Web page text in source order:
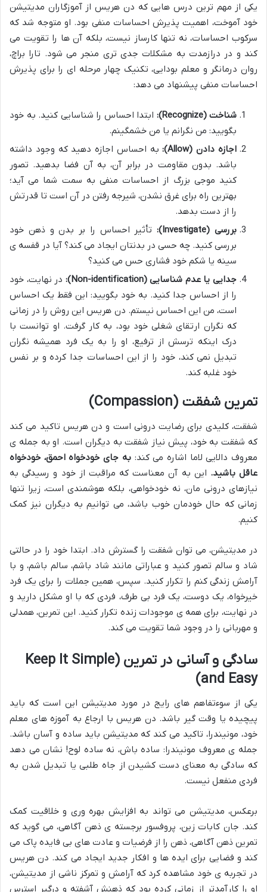
یکی از مهم ترین درس هایی که دن هریس از آموزگاران مدیتیشن
خود آموخت، اهمیت پذیرش احساسات منفی بود. او متوجه شد که
سرکوب احساسات، نه تنها کارساز نیست، بلکه آن ها را تقویت می
کند و در درازمدت به مشکلات جدی تری منجر می شود. تارا براچ،
روان درمانگر و معلم بودایی، تکنیک چهار مرحله ای را برای پذیرش
احساسات منفی پیشنهاد می دهد:
شناخت (Recognize):
ابتدا احساس را شناسایی کنید. به خود
بگویید: من نگرانم یا من خشمگینم.
اجازه دادن (Allow):
به احساس اجازه دهید که وجود داشته
باشد. بدون مقاومت در برابر آن، به آن فضا بدهید. تصور
کنید موجی بزرگ از احساسات منفی به سمت شما می آید؛
بهترین راه برای غرق نشدن، شیرجه رفتن در آن است تا قدرتش
را از دست بدهد.
بررسی (Investigate):
تأثیر احساس را بر بدن و ذهن خود
بررسی کنید. چه حسی در بدنتان ایجاد می کند؟ آیا در قفسه ی
سینه یا شکم خود فشاری حس می کنید؟
جدایی یا عدم شناسایی (Non-identification):
در نهایت، خود
را از احساس جدا کنید. به خود بگویید: این فقط یک احساس
است، من این احساس نیستم. دن هریس این روش را در زمانی
که نگران ارتقای شغلی خود بود، به کار گرفت. او توانست با
درک اینکه ترسش از ترفیع، او را به یک فرد همیشه نگران
تبدیل نمی کند، خود را از این احساسات جدا کرده و بر نفس
خود غلبه کند.
تمرین شفقت (Compassion)
شفقت، کلیدی برای رضایت درونی است و دن هریس تاکید می کند
که شفقت به خود، پیش نیاز شفقت به دیگران است. او به جمله ی
معروف دالایی لاما اشاره می کند:به جای خودخواه احمق، خودخواه
عاقل باشید. این به آن معناست که مراقبت از خود و رسیدگی به
نیازهای درونی مان، نه خودخواهی، بلکه هوشمندی است، زیرا تنها
زمانی که حال خودمان خوب باشد، می توانیم به دیگران نیز کمک
کنیم.
در مدیتیشن، می توان شفقت را گسترش داد. ابتدا خود را در حالتی
شاد و سالم تصور کنید و عباراتی مانند شاد باشم، سالم باشم، و با
آرامش زندگی کنم را تکرار کنید. سپس، همین جملات را برای یک فرد
خیرخواه، یک دوست، یک فرد بی طرف، فردی که با او مشکل دارید و
در نهایت، برای همه ی موجودات زنده تکرار کنید. این تمرین، همدلی
و مهربانی را در وجود شما تقویت می کند.
سادگی و آسانی در تمرین (Keep It Simple
and Easy)
یکی از سوءتفاهم های رایج در مورد مدیتیشن این است که باید
پیچیده یا وقت گیر باشد. دن هریس با ارجاع به آموزه های معلم
خود، مونیندرا، تاکید می کند که مدیتیشن باید ساده و آسان باشد.
جمله ی معروف مونیندرا: ساده باش، نه ساده لوح! نشان می دهد
که سادگی به معنای دست کشیدن از جاه طلبی یا تبدیل شدن به
فردی منفعل نیست.
برعکس، مدیتیشن می تواند به افزایش بهره وری و خلاقیت کمک
کند. جان کابات زین، پروفسور برجسته ی ذهن آگاهی، می گوید که
تمرین ذهن آگاهی، ذهن را از فرضیات و عادت های بی فایده پاک می
کند و فضایی برای ایده ها و افکار جدید ایجاد می کند. دن هریس
در تجربه ی خود مشاهده کرد که آرامش و تمرکز ناشی از مدیتیشن،
او را کارآمدتر از زمانی کرده بود که ذهنش آشفته و درگیر استرس